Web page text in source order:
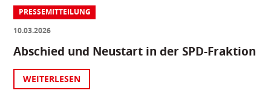
PRESSEMITTEILUNG
10.03.2026
Abschied und Neustart in der SPD-Fraktion
WEITERLESEN